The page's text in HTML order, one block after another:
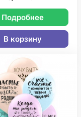
Подробнее
В корзину